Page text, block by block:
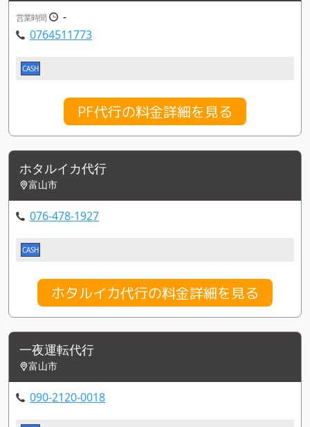
営業時間
-
0764511773
CASH
PF代行の料金詳細を見る
ホタルイカ代行
富山市
076-478-1927
CASH
ホタルイカ代行の料金詳細を見る
一夜運転代行
富山市
090-2120-0018